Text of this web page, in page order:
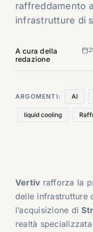
raffreddamento
infrastrutture di
A cura della
redazione
ARGOMENTI: AI
liquid cooling
Vertiv rafforza la
delle infrastrutture
l’acquisizione di
realtà